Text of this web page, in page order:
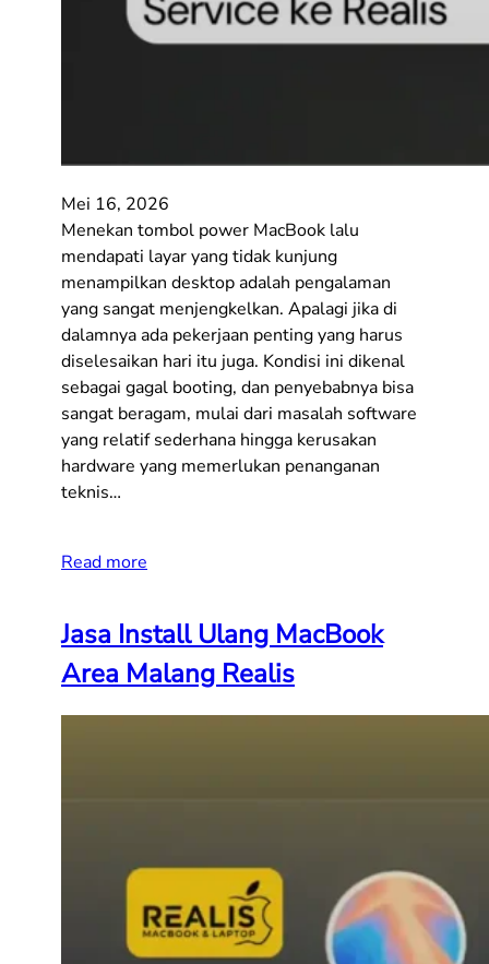
Mei 16, 2026
Menekan tombol power MacBook lalu
mendapati layar yang tidak kunjung
menampilkan desktop adalah pengalaman
yang sangat menjengkelkan. Apalagi jika di
dalamnya ada pekerjaan penting yang harus
diselesaikan hari itu juga. Kondisi ini dikenal
sebagai gagal booting, dan penyebabnya bisa
sangat beragam, mulai dari masalah software
yang relatif sederhana hingga kerusakan
hardware yang memerlukan penanganan
teknis…
Read more
Jasa Install Ulang MacBook
Area Malang Realis